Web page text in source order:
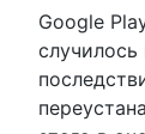
Google